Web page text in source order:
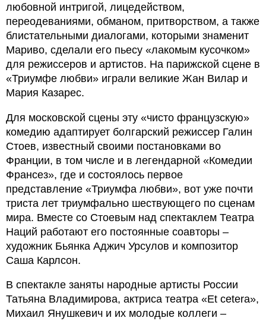
любовной интригой, лицедейством,
переодеваниями, обманом, притворством, а также
блистательными диалогами, которыми знаменит
Мариво, сделали его пьесу «лакомым кусочком»
для режиссеров и артистов. На парижской сцене в
«Триумфе любви» играли великие Жан Вилар и
Мария Казарес.
Для московской сцены эту «чисто французскую»
комедию адаптирует болгарский режиссер Галин
Стоев, известный своими постановками во
Франции, в том числе и в легендарной «Комедии
Франсез», где и состоялось первое
представление «Триумфа любви», вот уже почти
триста лет триумфально шествующего по сценам
мира. Вместе со Стоевым над спектаклем Театра
Наций работают его постоянные соавторы –
художник Бьянка Аджич Урсулов и композитор
Саша Карлсон.
В спектакле заняты народные артисты России
Татьяна Владимирова, актриса театра «Et cetera»,
Михаил Янушкевич и их молодые коллеги –